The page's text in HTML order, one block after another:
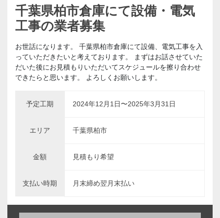
千葉県柏市倉庫にて設備・電気
工事の業者募集
お世話になります。 千葉県柏市倉庫にて設備、電気工事を入
っていただきたいと考えております。 まずはお話させていた
だいた後にお見積もりいただいてスケジュールを擦り合わせ
できたらと思います。 よろしくお願いします。
予定工期 2024年12月1日〜2025年3月31日
エリア 千葉県柏市
金額 見積もり希望
支払い時期 月末締め翌月末払い